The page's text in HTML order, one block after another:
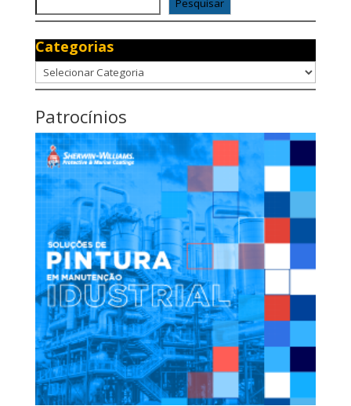
Pesquisar
Categorias
Categorias
Patrocínios